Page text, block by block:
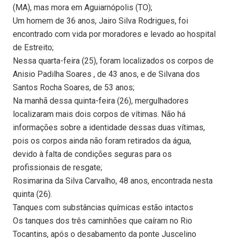
(MA), mas mora em Aguiarnópolis (TO);
Um homem de 36 anos, Jairo Silva Rodrigues, foi
encontrado com vida por moradores e levado ao hospital
de Estreito;
Nessa quarta-feira (25), foram localizados os corpos de
Anisio Padilha Soares , de 43 anos, e de Silvana dos
Santos Rocha Soares, de 53 anos;
Na manhã dessa quinta-feira (26), mergulhadores
localizaram mais dois corpos de vítimas. Não há
informações sobre a identidade dessas duas vítimas,
pois os corpos ainda não foram retirados da água,
devido à falta de condições seguras para os
profissionais de resgate;
Rosimarina da Silva Carvalho, 48 anos, encontrada nesta
quinta (26).
Tanques com substâncias químicas estão intactos
Os tanques dos três caminhões que caíram no Rio
Tocantins, após o desabamento da ponte Juscelino